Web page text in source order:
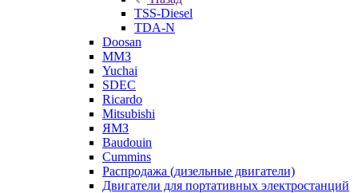
TSS-Diesel
TDA-N
Doosan
ММЗ
Yuchai
SDEC
Ricardo
Mitsubishi
ЯМЗ
Baudouin
Cummins
Распродажа (дизельные двигатели)
Двигатели для портативных электростанций